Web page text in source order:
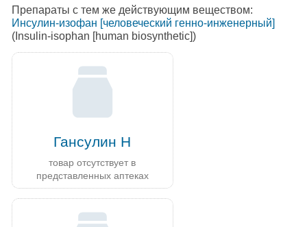
Препараты с тем же действующим веществом:
Инсулин-изофан [человеческий генно-инженерный]
(Insulin-isophan [human biosynthetic])
Гансулин Н
товар отсутствует в
представленных аптеках